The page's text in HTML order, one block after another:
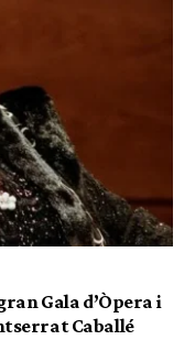
Gala d’Òpera i
Caballé